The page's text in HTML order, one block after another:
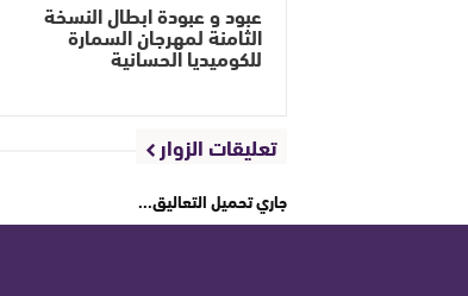
عبود و عبودة ابطال النسخة
الثامنة لمهرجان السمارة
للكوميديا الحسانية
تعليقات الزوار
جاري تحميل التعاليق...